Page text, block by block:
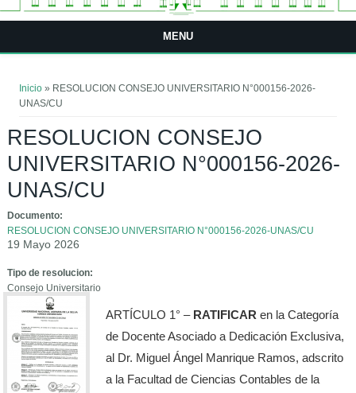
MENU
Inicio » RESOLUCION CONSEJO UNIVERSITARIO N°000156-2026-
UNAS/CU
RESOLUCION CONSEJO
UNIVERSITARIO N°000156-2026-
UNAS/CU
Documento:
RESOLUCION CONSEJO UNIVERSITARIO N°000156-2026-UNAS/CU
19 Mayo 2026
Tipo de resolucion:
Consejo Universitario
ARTÍCULO 1° – RATIFICAR en la Categoría
de Docente Asociado a Dedicación Exclusiva,
al Dr. Miguel Ángel Manrique Ramos, adscrito
a la Facultad de Ciencias Contables de la